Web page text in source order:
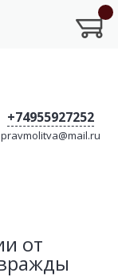
+74955927252
pravmolitva@mail.ru
от